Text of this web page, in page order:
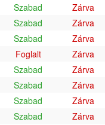
Szabad
Zárva
Szabad
Zárva
Szabad
Zárva
Foglalt
Zárva
Szabad
Zárva
Szabad
Zárva
Szabad
Zárva
Szabad
Zárva